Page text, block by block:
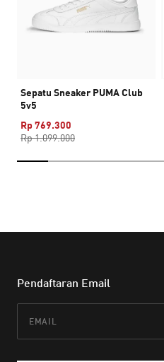
Sepatu Sneaker PUMA Club
5v5
Rp 769.300
Rp 1.099.000
Pendaftaran Email